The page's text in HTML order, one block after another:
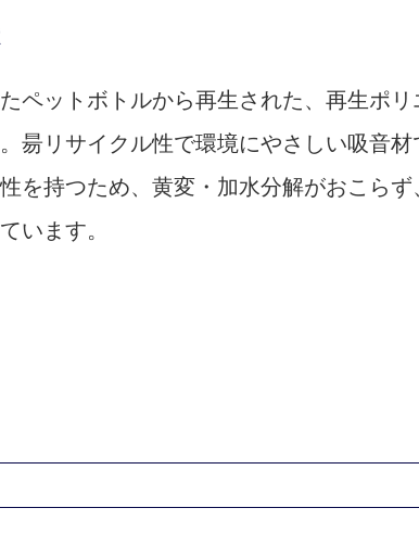
ペットボトルから再生された、再生ポリ
昜リサイクル性で環境にやさしい吸音
を持つため、黄変・加水分解がおこらず
います。